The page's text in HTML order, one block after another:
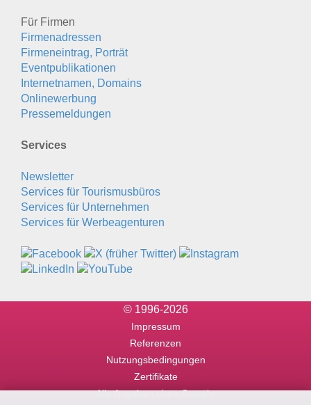
Für Firmen
Firmenadressen
Firmeneintrag, Porträt
Eventpublikationen
Internetnamen, Domains
Onlinewerbung
Pressemeldungen
Services
Newsletter
Services für Tourismusbüros
Services für Unternehmen
Services für Werbeagenturen
© 1996-2026
Impressum
Referenzen
Nutzungsbedingungen
Zertifikate
Alle Angaben ohne Gewähr